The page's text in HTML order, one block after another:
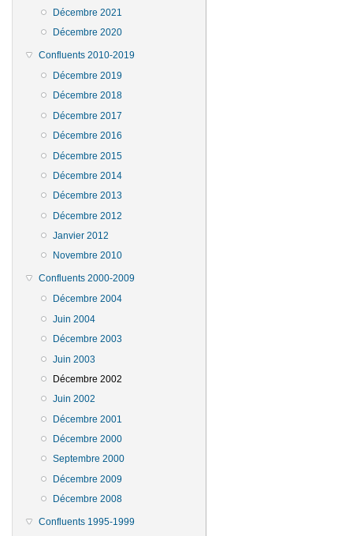
Décembre 2021
Décembre 2020
Confluents 2010-2019
Décembre 2019
Décembre 2018
Décembre 2017
Décembre 2016
Décembre 2015
Décembre 2014
Décembre 2013
Décembre 2012
Janvier 2012
Novembre 2010
Confluents 2000-2009
Décembre 2004
Juin 2004
Décembre 2003
Juin 2003
Décembre 2002
Juin 2002
Décembre 2001
Décembre 2000
Septembre 2000
Décembre 2009
Décembre 2008
Confluents 1995-1999